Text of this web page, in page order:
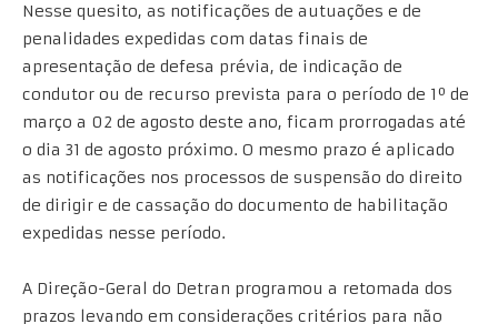
Nesse quesito, as notificações de autuações e de
penalidades expedidas com datas finais de
apresentação de defesa prévia, de indicação de
condutor ou de recurso prevista para o período de 1º de
março a 02 de agosto deste ano, ficam prorrogadas até
o dia 31 de agosto próximo. O mesmo prazo é aplicado
as notificações nos processos de suspensão do direito
de dirigir e de cassação do documento de habilitação
expedidas nesse período.
A Direção-Geral do Detran programou a retomada dos
prazos levando em considerações critérios para não